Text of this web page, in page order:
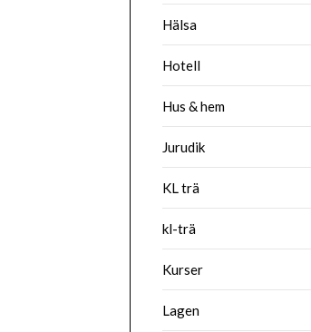
Hälsa
Hotell
Hus & hem
Jurudik
KL trä
kl-trä
Kurser
Lagen